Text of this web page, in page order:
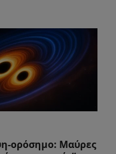
ορόσημο: Μαύρες